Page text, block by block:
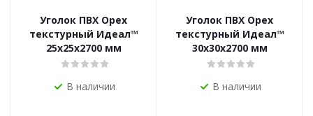
Уголок ПВХ Орех
текстурный Идеал™
25x25х2700 мм
В наличии
Уголок ПВХ Орех
текстурный Идеал™
30x30х2700 мм
В наличии